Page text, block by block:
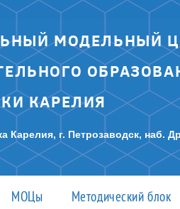
МОДЕЛЬНЫЙ
КАРЕЛИЯ
Карелия, г. Петрозаводск, наб.
МОЦы Методический блок